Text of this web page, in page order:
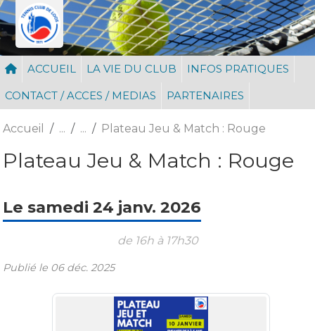
ACCUEIL LA VIE DU CLUB
INFOS PRATIQUES
CONTACT / ACCES / MEDIAS
PARTENAIRES
Accueil Plateau Jeu & Match : Rouge
Plateau Jeu & Match : Rouge
Le samedi 24 janv. 2026
de 16h à 17h30
Publié le 06 déc. 2025
Panneau de gestion des cookies